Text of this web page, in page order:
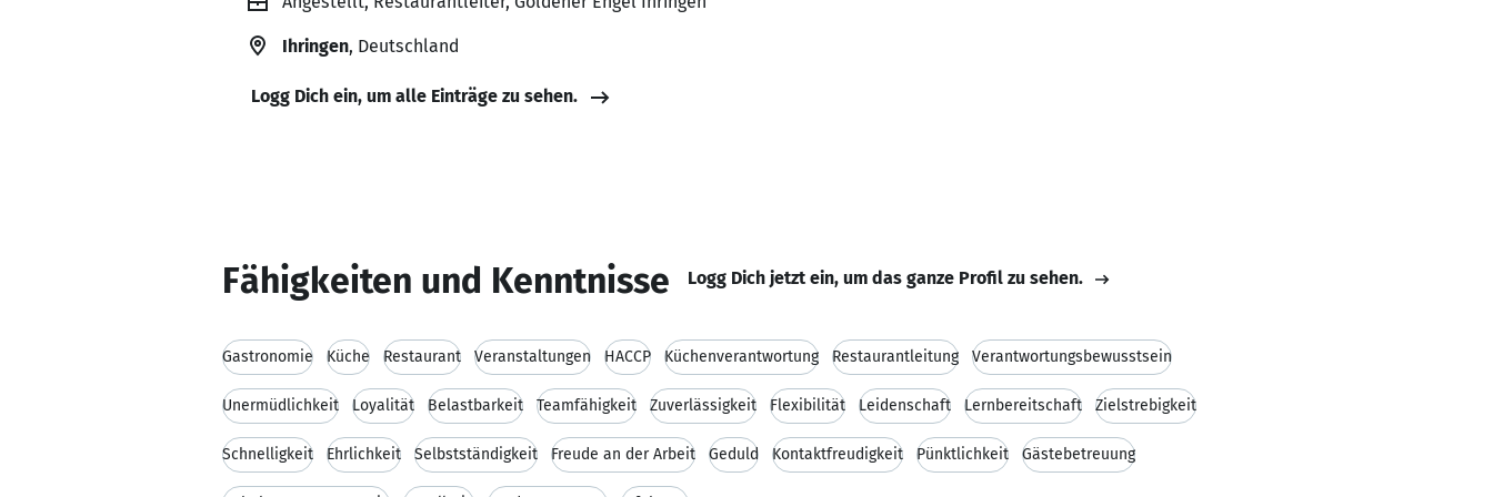
Ihringen, Deutschland
Logg Dich ein, um alle Einträge zu sehen.
Fähigkeiten und Kenntnisse Logg Dich jetzt ein, um das ganze Profil zu sehen.
Gastronomie Küche Restaurant Veranstaltungen HACCP Küchenverantwortung Restaurantleitung Verantwortungsbewusstsein
Unermüdlichkeit Loyalität Belastbarkeit Teamfähigkeit Zuverlässigkeit Flexibilität Leidenschaft Lernbereitschaft Zielstrebigkeit
Schnelligkeit Ehrlichkeit Selbstständigkeit Freude an der Arbeit Geduld Kontaktfreudigkeit Pünktlichkeit Gästebetreuung